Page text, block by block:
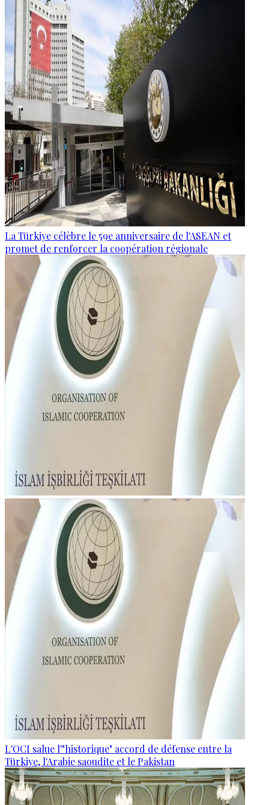
La Türkiye célèbre le 59e anniversaire de l'ASEAN et
promet de renforcer la coopération régionale
L'OCI salue l'"historique" accord de défense entre la
Türkiye, l'Arabie saoudite et le Pakistan